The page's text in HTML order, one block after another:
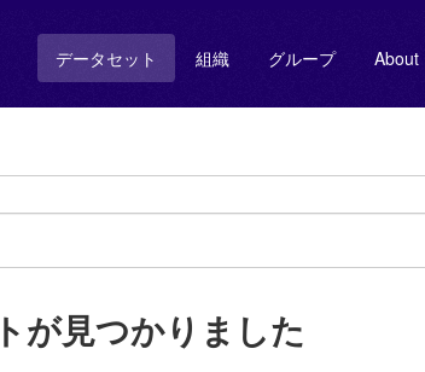
データセット 組織 グループ About
が見つかりました